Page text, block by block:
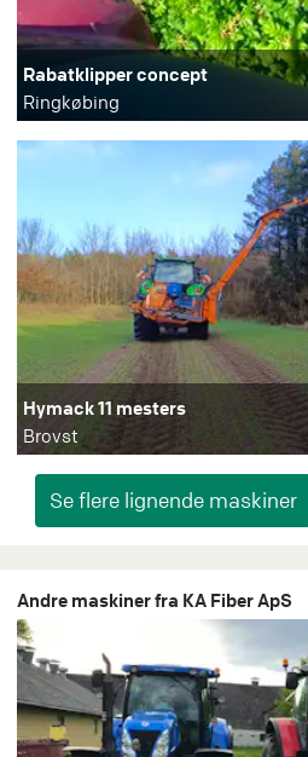
Rabatklipper concept
Ringkøbing
Hymack 11 mesters
Brovst
Andre maskiner fra KA Fiber ApS